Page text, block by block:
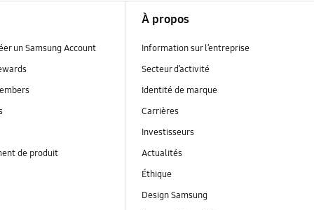
un Samsung Account
de produit
À propos
Information sur l’entreprise
Secteur d’activité
Identité de marque
Carrières
Investisseurs
Actualités
Éthique
Design Samsung